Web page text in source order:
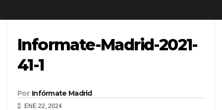
Informate-Madrid-2021-
41-1
Por Infórmate Madrid
ENE 22, 2024